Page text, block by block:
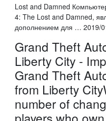
Lost and Damned
4: The Lost and Damned,
дополнением для … 2019/
Grand Theft
Liberty City -
Grand Theft
from Liberty
number of